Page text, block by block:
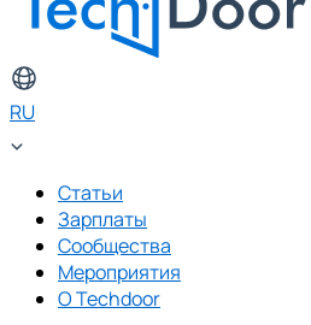
RU
Статьи
Зарплаты
Сообщества
Мероприятия
О Techdoor